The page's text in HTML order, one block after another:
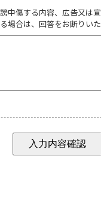
中傷する内容、広告又は宣
場合は、回答をお断りいた